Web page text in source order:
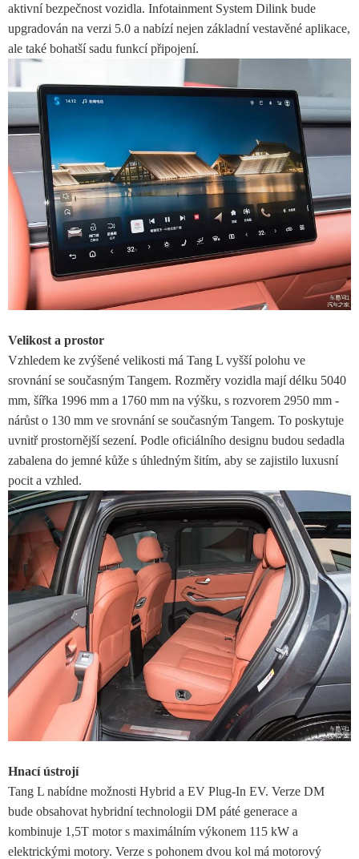
aktivní bezpečnost vozidla. Infotainment System Dilink bude
upgradován na verzi 5.0 a nabízí nejen základní vestavěné aplikace,
ale také bohatší sadu funkcí připojení.
Velikost a prostor
Vzhledem ke zvýšené velikosti má Tang L vyšší polohu ve
srovnání se současným Tangem. Rozměry vozidla mají délku 5040
mm, šířka 1996 mm a 1760 mm na výšku, s rozvorem 2950 mm -
nárůst o 130 mm ve srovnání se současným Tangem. To poskytuje
uvnitř prostornější sezení. Podle oficiálního designu budou sedadla
zabalena do jemné kůže s úhledným šitím, aby se zajistilo luxusní
pocit a vzhled.
Hnací ústrojí
Tang L nabídne možnosti Hybrid a EV Plug-In EV. Verze DM
bude obsahovat hybridní technologii DM páté generace a
kombinuje 1,5T motor s maximálním výkonem 115 kW a
elektrickými motory. Verze s pohonem dvou kol má motorový